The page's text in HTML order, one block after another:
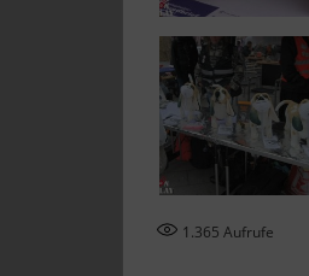
1.365 Aufrufe